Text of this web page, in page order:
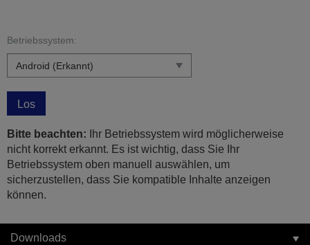
Betriebssystem:
Los
Bitte beachten: Ihr Betriebssystem wird möglicherweise
nicht korrekt erkannt. Es ist wichtig, dass Sie Ihr
Betriebssystem oben manuell auswählen, um
sicherzustellen, dass Sie kompatible Inhalte anzeigen
können.
Downloads